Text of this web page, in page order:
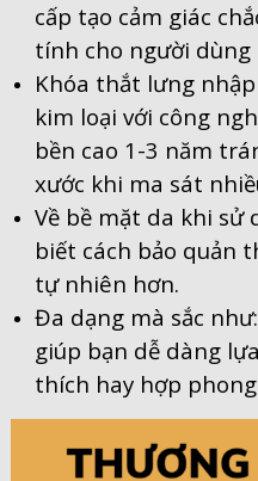
cấp tạo cảm giác
tính cho người dùng
Khóa thắt lưng
kim loại với công
bền cao 1-3 năm
xước khi ma sát
Về bề mặt da khi sử
biết cách bảo quản
tự nhiên hơn.
Đa dạng mà sắc
giúp bạn dễ dàng
thích hay hợp